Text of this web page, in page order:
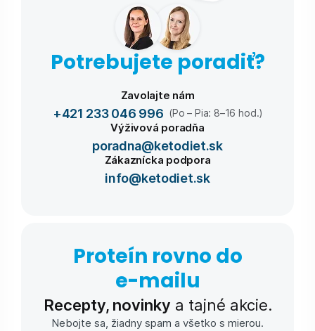
Potrebujete poradiť?
Zavolajte nám
+421 233 046 996 (Po – Pia: 8–16 hod.)
Výživová poradňa
poradna@ketodiet.sk
Zákaznícka podpora
info@ketodiet.sk
Proteín rovno do
e-⁠mailu
Recepty, novinky a tajné akcie.
Nebojte sa, žiadny spam a všetko s mierou.